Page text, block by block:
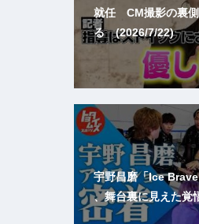
就任 CM撮影の裏
る (2026/7/22)
宇野昌磨「Ice
、舞台裏に見えた